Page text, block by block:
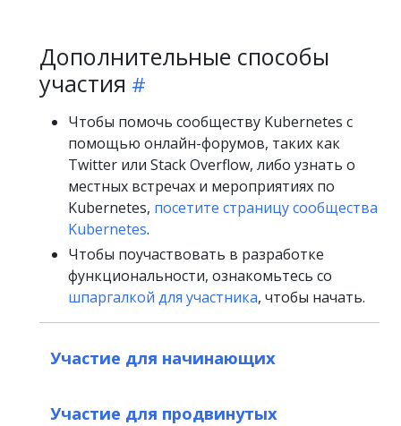
Дополнительные способы
участия
Чтобы помочь сообществу Kubernetes с
помощью онлайн-форумов, таких как
Twitter или Stack Overflow, либо узнать о
местных встречах и мероприятиях по
Kubernetes, посетите страницу сообщества
Kubernetes.
Чтобы поучаствовать в разработке
функциональности, ознакомьтесь со
шпаргалкой для участника, чтобы начать.
Участие для начинающих
Участие для продвинутых